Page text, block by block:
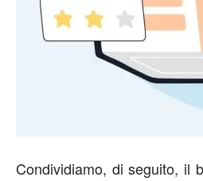
Condividiamo, di seguito, il